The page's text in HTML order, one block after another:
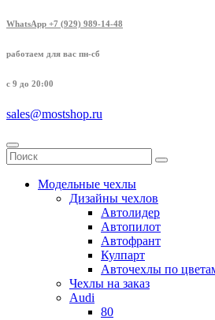
WhatsApp +7 (929) 989-14-48
работаем для вас пн-сб
с 9 до 20:00
sales@mostshop.ru
Модельные чехлы
Дизайны чехлов
Автолидер
Автопилот
Автофрант
Кулпарт
Авточехлы по
Чехлы на заказ
Audi
80